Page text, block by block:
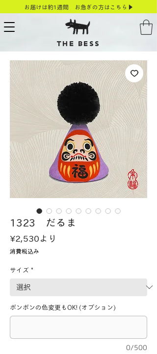
お届けは約1週間 お急ぎの方はこちら▶
THE BESS
1323 だるま
¥2,530 より
消費税込み
サイズ *
ポンポンの色変更もOK! (オプション)
0/500